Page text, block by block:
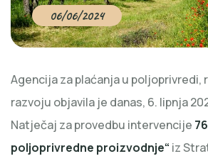
06/06/2024
Agencija za plaćanja u poljoprivredi,
razvoju objavila je danas, 6. lipnja
Natječaj za provedbu intervencije
poljoprivredne proizvodnje“ iz